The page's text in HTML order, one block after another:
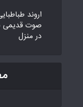
اروند
در منزل